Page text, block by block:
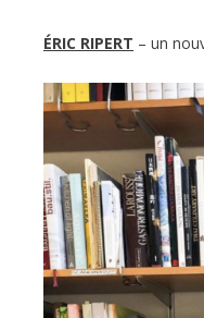
ÉRIC RIPERT – un